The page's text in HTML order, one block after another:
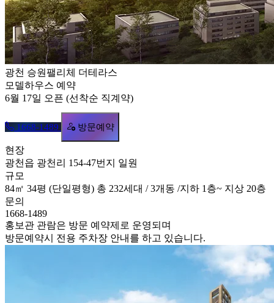
광천 승원팰리체 더테라스
모델하우스 예약
6월 17일 오픈 (선착순 직계약)
1668-1489 방문예약
현장
광천읍 광천리 154-47번지 일원
규모
84㎡ 34평 (단일평형) 총 232세대 / 3개동 /지하 1층~ 지상 20층
문의
1668-1489
홍보관 관람은 방문 예약제로 운영되며
방문예약시 전용 주차장 안내를 하고 있습니다.